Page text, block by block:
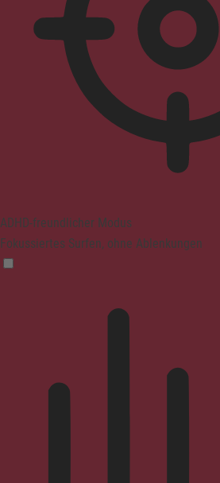
ADHD-freundlicher Modus
Fokussiertes Surfen, ohne Ablenkungen